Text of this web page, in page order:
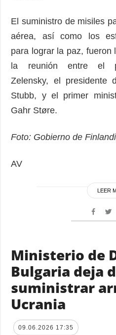
El suministro de misiles
aérea, así como los
para lograr la paz, fueron
la reunión entre el
Zelensky, el presidente
Stubb, y el primer
Gahr Støre.
Foto: Gobierno de
AV
LEER
Ministerio de
Bulgaria deja
suministrar
Ucrania
09.06.2026 17:35